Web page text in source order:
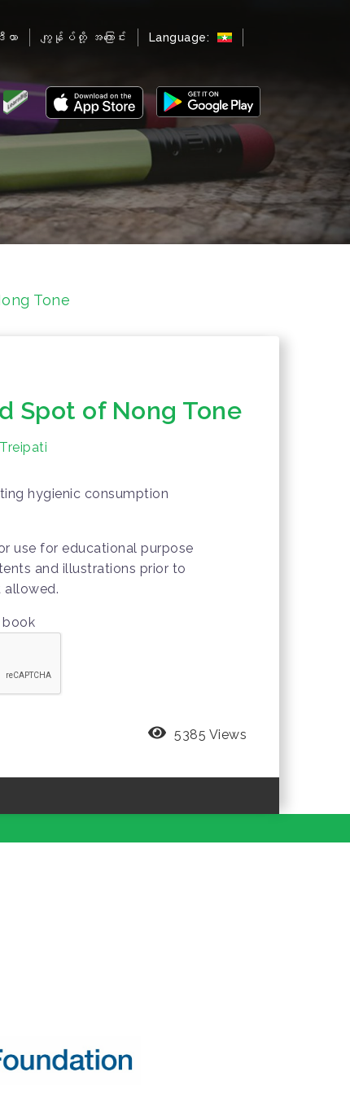
ာ ကျွန်ုပ်တို့ အကြောင်း Language:
Tone
Spot of Nong Tone
hygienic consumption
use for educational purpose
and illustrations prior to
allowed.
5385 Views